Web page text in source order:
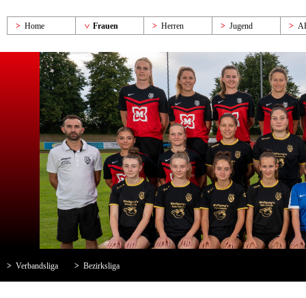
Home Frauen Herren Jugend
Verbandsliga Bezirksliga